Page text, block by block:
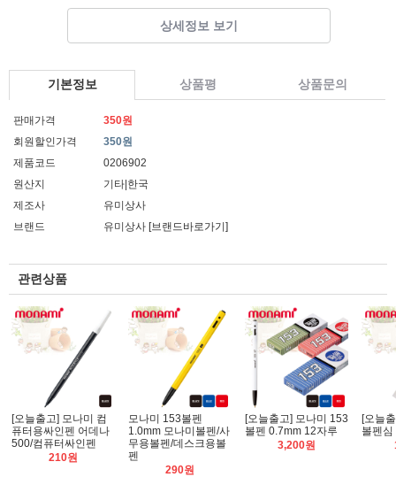
상세정보 보기
기본정보 상품평 상품문의
판매가격
350원
회원할인가격
350원
제품코드
0206902
원산지
기타|한국
제조사
유미상사
브랜드
유미상사 [브랜드바로가기]
관련상품
[오늘출고] 모나미 컴
퓨터용싸인펜 어데나
500/컴퓨터싸인펜
210원
모나미 153볼펜
1.0mm 모나미볼펜/사
무용볼펜/데스크용볼
펜
290원
[오늘출고] 모나미 153
볼펜 0.7mm 12자루
3,200원
[오늘
볼펜